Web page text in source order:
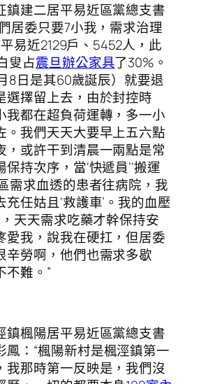
建二居平易近區黨總支書
居委只要7小我，需求治理
易近2129戶、5452人，此
叟占震旦辦公家具了30%。
8日是其60歲誕辰）就要退
選擇留上去，由於封控時
我都在超負荷運轉，多一小
。我們天天大要早上五六點
，或許干到清晨一兩點是常
持次序，當‘快遞員’‘搬運
需求血透的患者往病院，我
任姑且‘救護車’。我的血壓
天天需求吃藥才幹保持安
愛我，說我在硬扛，但居委
辛勞啊，他們也需求多歇
不難。”
楓陽居平易近區黨總支書
鳳：“楓陽新村是楓涇鎮第一
我那時第一反映是，我們沒